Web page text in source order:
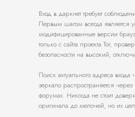
Вход в даркнет требует
Первым шагом всегда является
модифицированные версии
только с сайта проекта Tor,
безопасности на высокий,
Поиск актуального адреса
зеркало распространяется
форумах. Никогда не стоит
оригинала до мелочей, но их